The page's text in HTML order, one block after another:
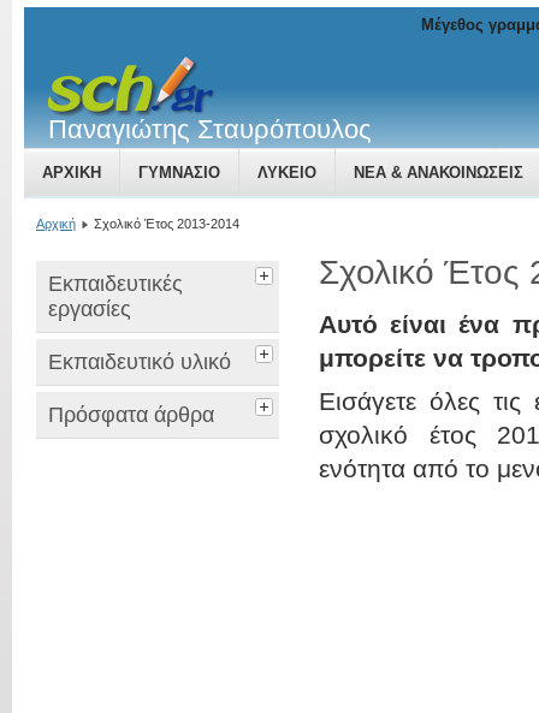
Παναγιώτης Σταυρόπουλος
ΑΡΧΙΚΉ ΓΥΜΝΑΣΙΟ ΛΥΚΕΙΟ ΝΈΑ & ΑΝΑΚΟΙΝΏΣΕΙΣ
Μέγεθος
Αρχική Σχολικό Έτος 2013-2014
Εκπαιδευτικές
εργασίες
Εκπαιδευτικό υλικό
Πρόσφατα άρθρα
Σχολικό
Αυτό είναι ένα
μπορείτε να
Εισάγετε όλες
σχολικό έτος
ενότητα από το